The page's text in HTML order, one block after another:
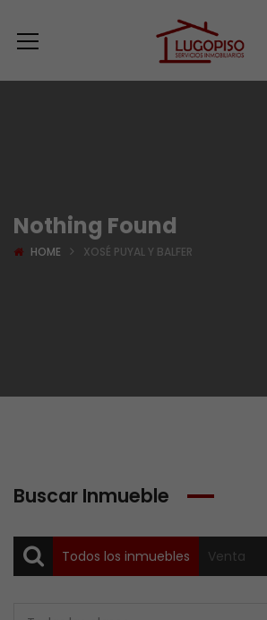
Nothing Found
HOME XOSÉ PUYAL Y BALFER
Buscar Inmueble
Todos los inmuebles Venta